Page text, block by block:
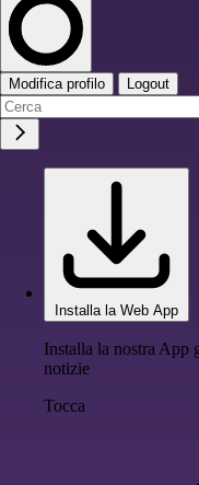
Modifica profilo Logout
Installa la Web App
Installa la nostra App
notizie
Tocca